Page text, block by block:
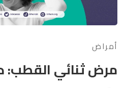
أمراض
مرض ثنائي القطب: